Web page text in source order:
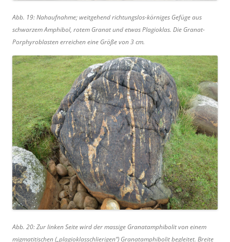
Abb. 19: Nahaufnahme; weitgehend richtungslos-körniges Gefüge aus
schwarzem Amphibol, rotem Granat und etwas Plagioklas. Die Granat-
Porphyroblasten erreichen eine Größe von 3 cm.
Abb. 20: Zur linken Seite wird der massige Granatamphibolit von einem
migmatitischen („plagioklasschlierigen“) Granatamphibolit begleitet. Breite